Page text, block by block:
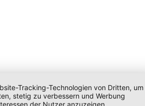
Tracking-Technologien von Dritten, um
stetig zu verbessern und Werbung
der Nutzer anzuzeigen.